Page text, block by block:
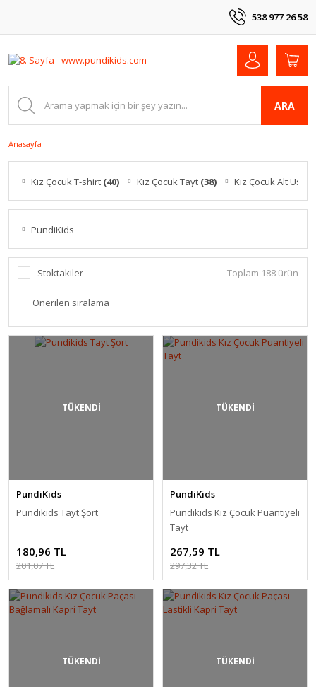
538 977 26 58
ARA
Anasayfa
Kız Çocuk T-shirt (40) Kız Çocuk Tayt (38) Kız Çocuk Alt Üst
PundiKids
Stoktakiler Toplam 188 ürün
TÜKENDİ
PundiKids
Pundikids Tayt Şort
180,96 TL
201,07 TL
TÜKENDİ
PundiKids
Pundikids Kız Çocuk Puantiyeli
Tayt
267,59 TL
297,32 TL
TÜKENDİ TÜKENDİ